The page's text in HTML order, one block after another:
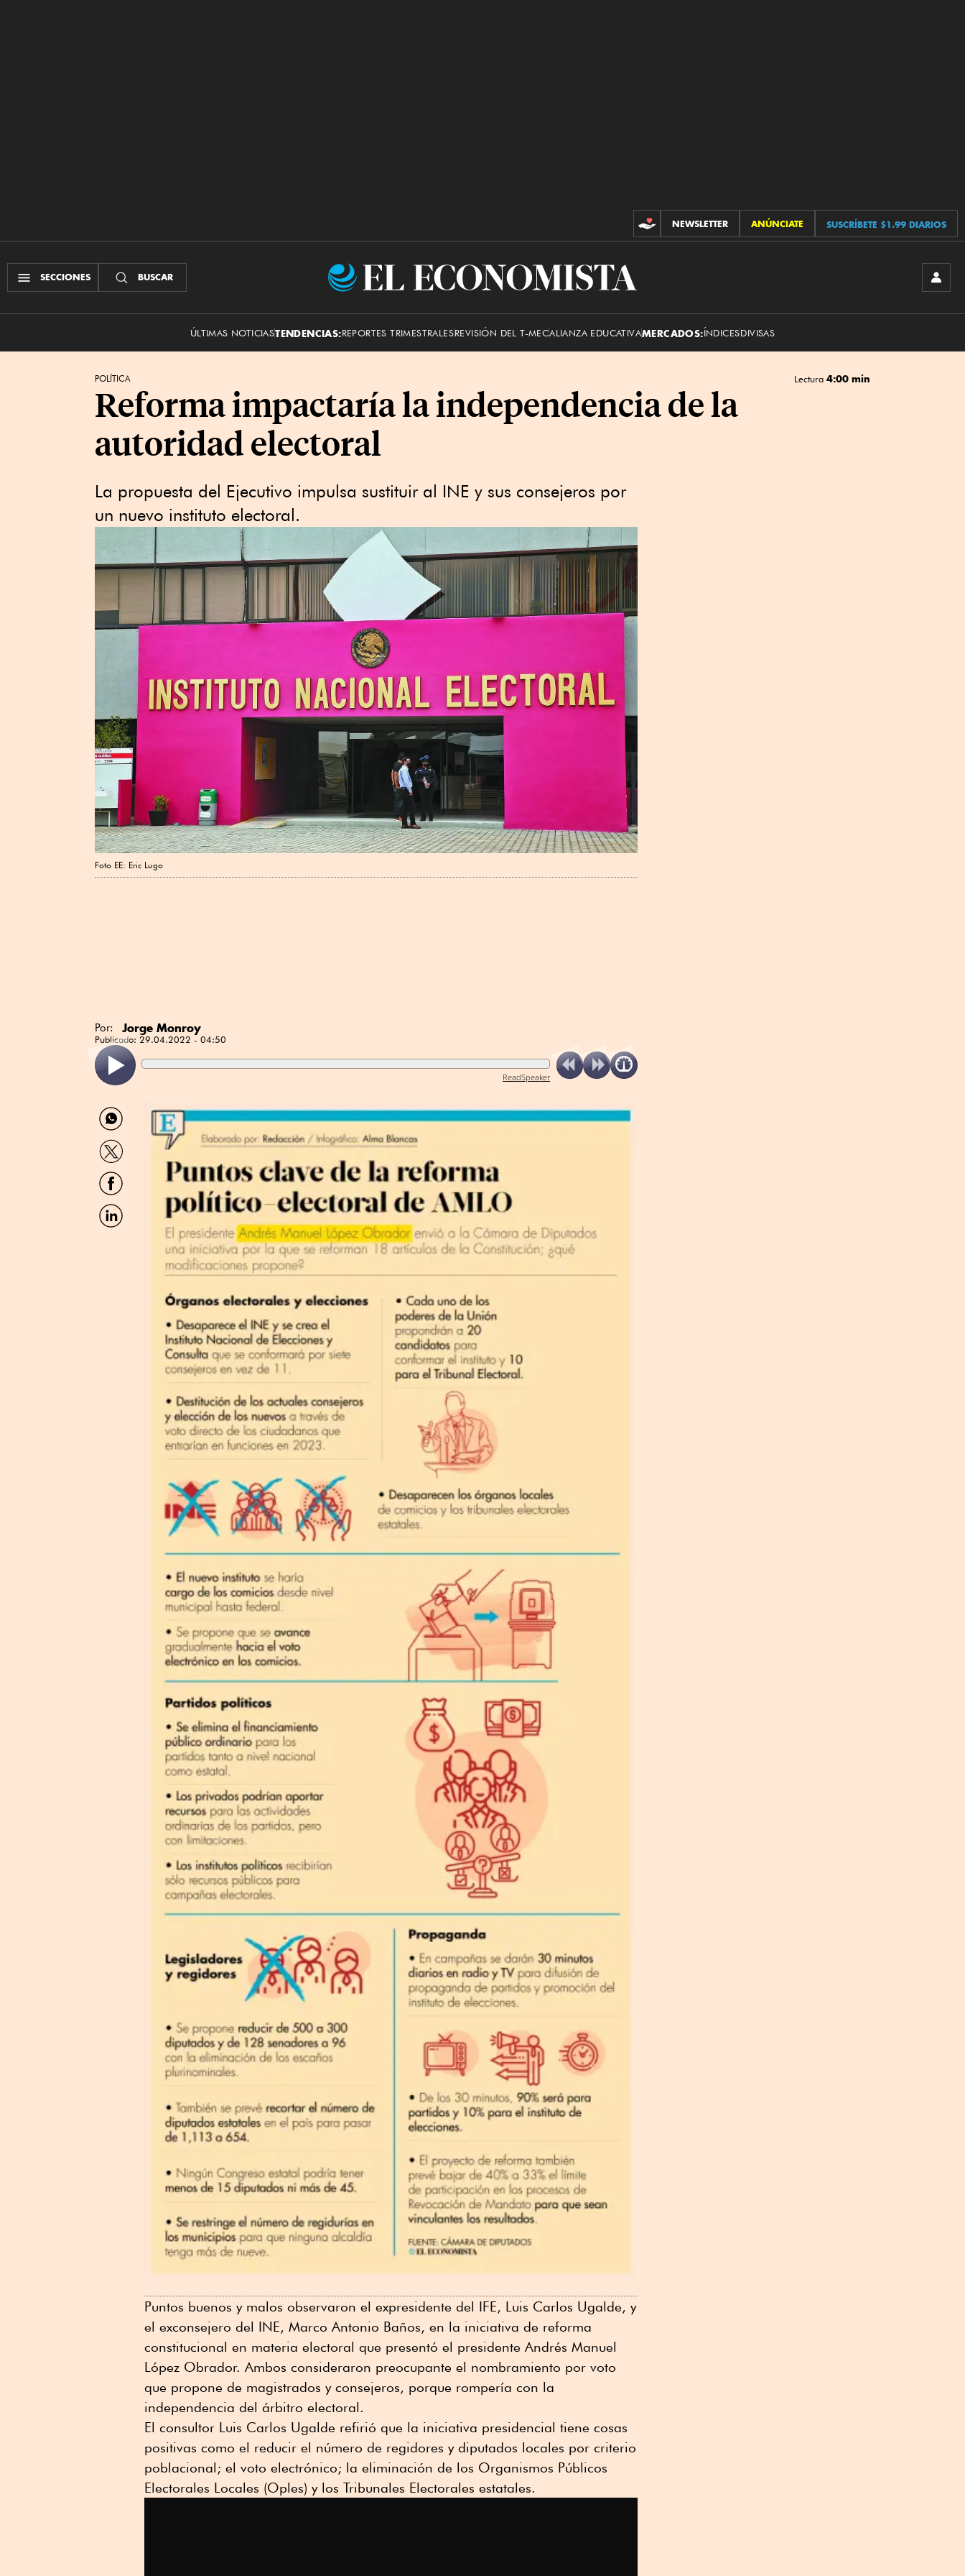
CONTRIBUCIONES
NEWSLETTER ANÚNCIATE SUSCRÍBETE $1.99 DIARIOS
SECCIONES BUSCAR
El
ÚLTIMAS NOTICIASTENDENCIAS:REPORTES TRIMESTRALESREVISIÓN DEL T-MECALIANZA EDUCATIVAMERCADOS:ÍNDICESDIVISAS
POLÍTICA Lectura 4:00 min
Reforma impactaría la independencia de la
autoridad electoral
La propuesta del Ejecutivo impulsa sustituir al INE y sus consejeros por
un nuevo instituto electoral.
Foto EE: Eric Lugo
Por: Jorge Monroy
Publicado: 29.04.2022 - 04:50
ReadSpeaker
Compartir
por
WhatsApp
Compartir
por
Twitter
Compartir
por
Facebook
Compartir
por
Puntos buenos y malos observaron el expresidente del IFE, Luis Carlos Ugalde, y
el exconsejero del INE, Marco Antonio Baños, en la iniciativa de reforma
constitucional en materia electoral que presentó el presidente Andrés Manuel
López Obrador. Ambos consideraron preocupante el nombramiento por voto
que propone de magistrados y consejeros, porque rompería con la
independencia del árbitro electoral.
El consultor Luis Carlos Ugalde refirió que la iniciativa presidencial tiene cosas
positivas como el reducir el número de regidores y diputados locales por criterio
poblacional; el voto electrónico; la eliminación de los Organismos Públicos
Electorales Locales (Oples) y los Tribunales Electorales estatales.